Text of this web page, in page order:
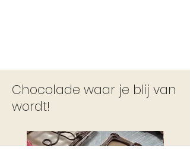
Chocolade waar je blij van
wordt!